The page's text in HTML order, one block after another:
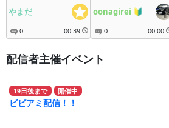
やまだ
0 00:39
oonagirei 🔰
0 00:00
配信者主催イベント
19日後まで 開催中
ビビアミ配信！！